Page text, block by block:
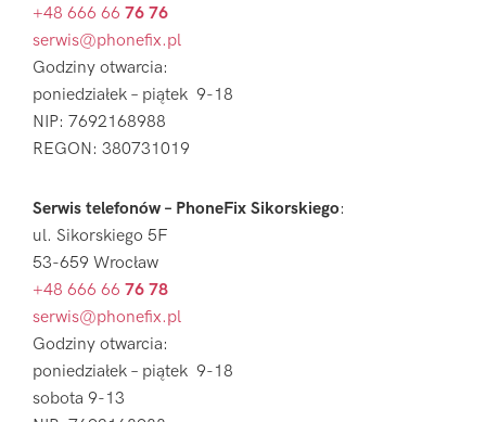
+48 666 66 76 76
serwis@phonefix.pl
Godziny otwarcia:
poniedziałek – piątek 9-18
NIP: 7692168988
REGON: 380731019
Serwis telefonów – PhoneFix Sikorskiego:
ul. Sikorskiego 5F
53-659 Wrocław
+48 666 66 76 78
serwis@phonefix.pl
Godziny otwarcia:
poniedziałek – piątek 9-18
sobota 9-13